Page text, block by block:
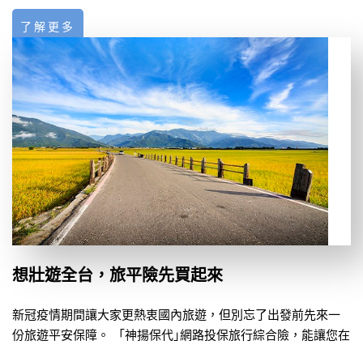
了解更多
想壯遊全台，旅平險先買起來
新冠疫情期間讓大家更熱衷國內旅遊，但別忘了出發前先來一
份旅遊平安保障。 「神揚保代｣網路投保旅行綜合險，能讓您在